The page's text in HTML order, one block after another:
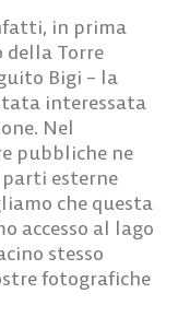
in prima
della Torre
Bigi – la
interessata
Nel
pubbliche ne
esterne
che questa
accesso al lago
stesso
fotografiche